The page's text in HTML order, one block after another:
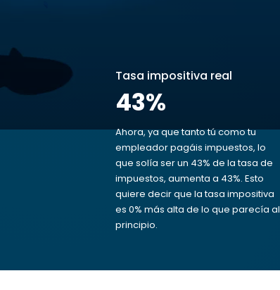
Tasa impositiva real
43%
Ahora, ya que tanto tú como tu
empleador pagáis impuestos, lo
que solía ser un 43% de la tasa de
impuestos, aumenta a 43%. Esto
quiere decir que la tasa impositiva
es 0% más alta de lo que parecía al
principio.